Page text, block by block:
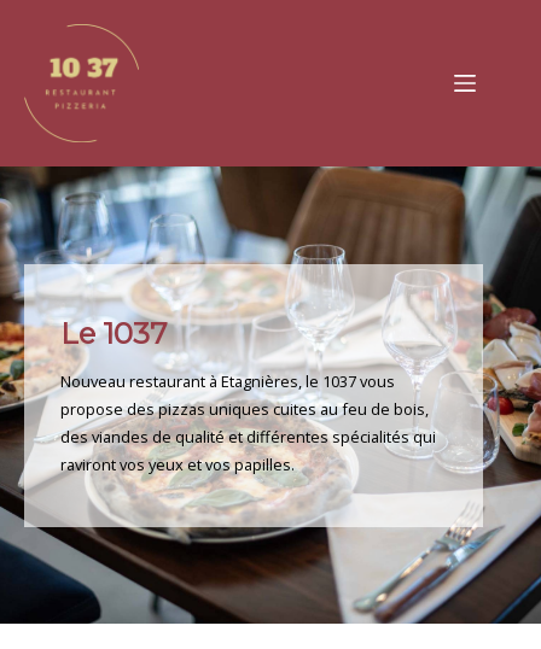
Le 1037
Nouveau restaurant à Etagnières, le 1037 vous
propose des pizzas uniques cuites au feu de bois,
des viandes de qualité et différentes spécialités qui
raviront vos yeux et vos papilles.